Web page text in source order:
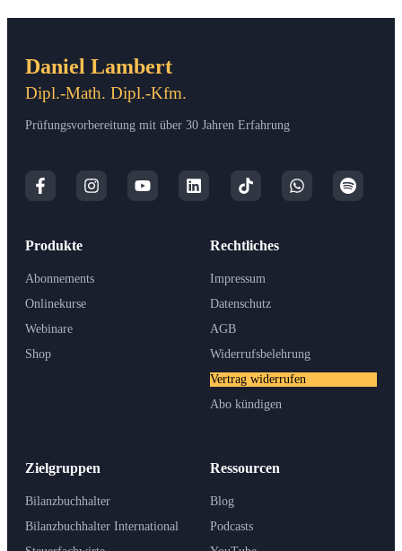
Daniel Lambert
Dipl.-Math. Dipl.-Kfm.
Prüfungsvorbereitung mit über 30 Jahren Erfahrung
Produkte
Abonnements
Onlinekurse
Webinare
Shop
Zielgruppen
Bilanzbuchhalter
Bilanzbuchhalter International
Ressourcen
Blog
Podcasts
Rechtliches
Impressum
Datenschutz
AGB
Widerrufsbelehrung
Vertrag widerrufen
Abo kündigen